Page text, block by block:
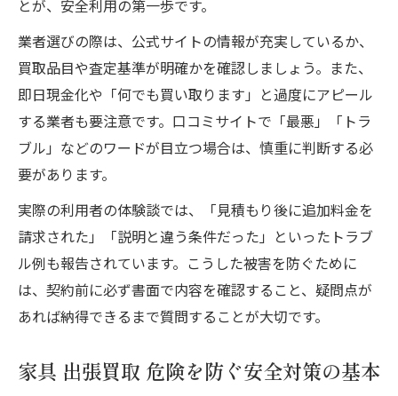
とが、安全利用の第一歩です。
業者選びの際は、公式サイトの情報が充実しているか、
買取品目や査定基準が明確かを確認しましょう。また、
即日現金化や「何でも買い取ります」と過度にアピール
する業者も要注意です。口コミサイトで「最悪」「トラ
ブル」などのワードが目立つ場合は、慎重に判断する必
要があります。
実際の利用者の体験談では、「見積もり後に追加料金を
請求された」「説明と違う条件だった」といったトラブ
ル例も報告されています。こうした被害を防ぐために
は、契約前に必ず書面で内容を確認すること、疑問点が
あれば納得できるまで質問することが大切です。
家具 出張買取 危険を防ぐ安全対策の基本